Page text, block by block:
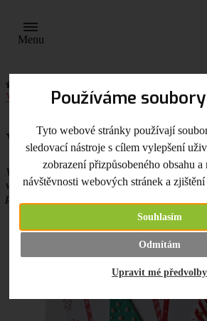
Používáme
Tyto webové stránky používají
sledovací nástroje s cílem vylepšení
zobrazení přizpůsobeného obsahu
návštěvnosti webových stránek a
Souhlasím
Odmítám
Upravit mé předvolby
Menu
Vánoční scrapbooking
Vánoční
Vánoční polymerová
Vánoce jsou již za dveřmi a kdo ještě
výrobu vánočních přání, která můžete
polymerové hmoty :-)